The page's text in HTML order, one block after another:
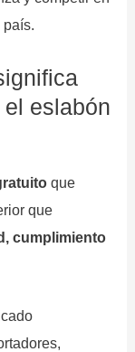
país.
eslabón
que
que
cumplimiento